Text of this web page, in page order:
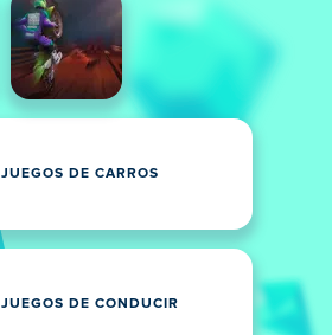
JUEGOS DE CARROS
JUEGOS DE CONDUCIR